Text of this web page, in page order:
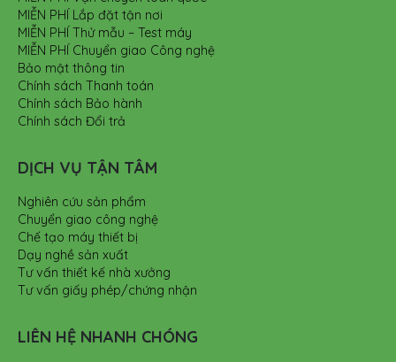
MIỄN PHÍ Lắp đặt tận nơi
MIỄN PHÍ Thử mẫu – Test máy
MIỄN PHÍ Chuyển giao Công nghệ
Bảo mật thông tin
Chính sách Thanh toán
Chính sách Bảo hành
Chính sách Đổi trả
DỊCH VỤ TẬN TÂM
Nghiên cứu sản phẩm
Chuyển giao công nghệ
Chế tạo máy thiết bị
Dạy nghề sản xuất
Tư vấn thiết kế nhà xưởng
Tư vấn giấy phép/chứng nhận
LIÊN HỆ NHANH CHÓNG